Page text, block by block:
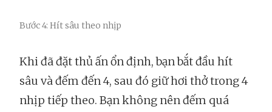
Bước 4: Hít sâu theo nhịp
Khi đã đặt thủ ấn ổn định, bạn bắt đầu hít
sâu và đếm đến 4, sau đó giữ hơi thở trong 4
nhịp tiếp theo. Bạn không nên đếm quá